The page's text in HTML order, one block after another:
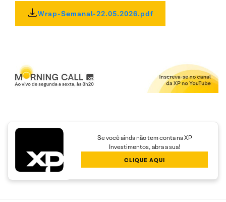
Wrap-Semanal-22.05.2026.pdf
Se você ainda não tem conta na XP
Investimentos, abra a sua!
CLIQUE AQUI